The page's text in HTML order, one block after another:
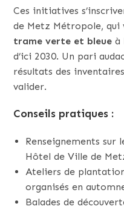
Ces initiatives
de Metz Métropole, qui
trame verte et bleue à
d’ici 2030. Un pari
résultats des
valider.
Conseils pratiques :
Renseignements sur
Hôtel de Ville de
Ateliers de
organisés en
Balades de